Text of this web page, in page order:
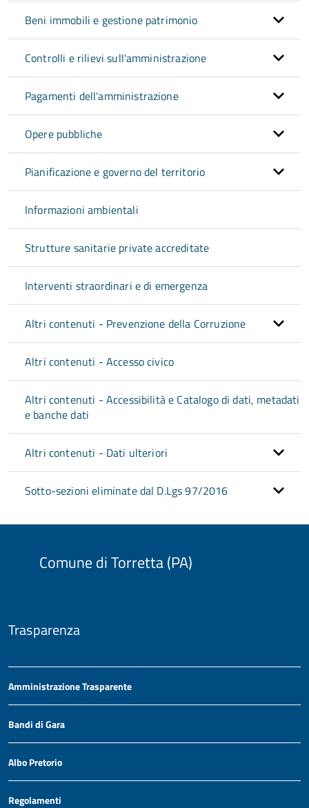
Beni immobili e gestione patrimonio
Controlli e rilievi sull'amministrazione
Pagamenti dell'amministrazione
Opere pubbliche
Pianificazione e governo del territorio
Informazioni ambientali
Strutture sanitarie private accreditate
Interventi straordinari e di emergenza
Altri contenuti - Prevenzione della Corruzione
Altri contenuti - Accesso civico
Altri contenuti - Accessibilità e Catalogo di dati, metadati
e banche dati
Altri contenuti - Dati ulteriori
Sotto-sezioni eliminate dal D.Lgs 97/2016
Comune di Torretta (PA)
Trasparenza
Amministrazione Trasparente
Bandi di Gara
Albo Pretorio
Regolamenti